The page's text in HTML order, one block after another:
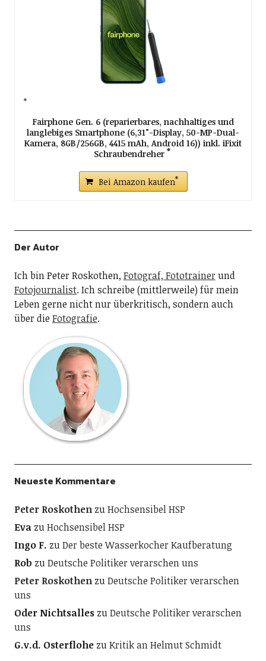
Fairphone Gen. 6 (reparierbares, nachhaltiges und
langlebiges Smartphone (6,31"-Display, 50-MP-Dual-
Kamera, 8GB/256GB, 4415 mAh, Android 16)) inkl. iFixit
Schraubendreher
Bei Amazon kaufen
Der Autor
Ich bin Peter Roskothen, Fotograf, Fototrainer und
Fotojournalist. Ich schreibe (mittlerweile) für mein
Leben gerne nicht nur überkritisch, sondern auch
über dieFotografie.
Neueste Kommentare
Peter RoskothenzuHochsensibel HSP
EvazuHochsensibel HSP
Ingo F. zuDer beste Wasserkocher Kaufberatung
Rob zuDeutsche Politiker verarschen uns
Peter RoskothenzuDeutsche Politiker verarschen
uns
Oder NichtsalleszuDeutsche Politiker verarschen
uns
G.v.d. OsterflohezuKritik an Helmut Schmidt